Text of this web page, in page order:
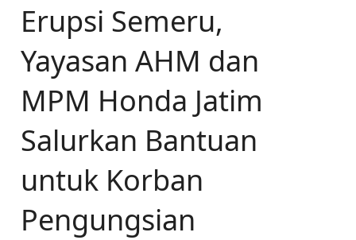
Erupsi Semeru,
Yayasan AHM dan
MPM Honda Jatim
Salurkan Bantuan
untuk Korban
Pengungsian